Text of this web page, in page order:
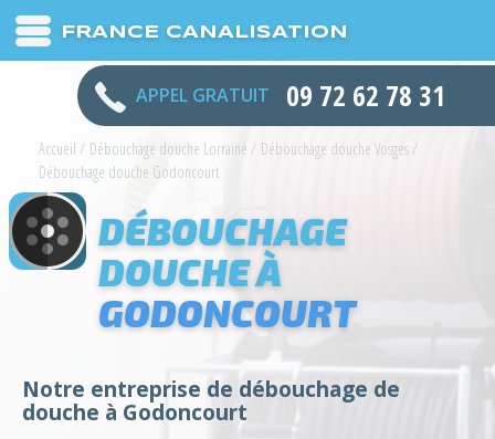
FRANCE CANALISATION
APPEL GRATUIT 09 72 62 78 31
Accueil / Débouchage douche Lorraine / Débouchage douche Vosges /
Débouchage douche Godoncourt
DÉBOUCHAGE
DOUCHE À
GODONCOURT
Notre entreprise de débouchage de
douche à Godoncourt